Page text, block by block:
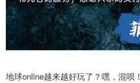
地球online越来越好玩了？嘿，混呗！